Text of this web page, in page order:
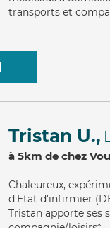
transports et
Tristan U.,
à 5km de chez
Chaleureux,
d'Etat d'infirmier
Tristan apporte ses